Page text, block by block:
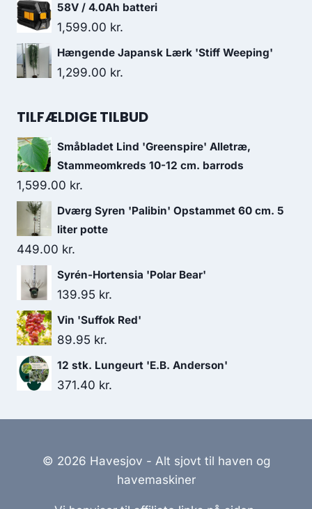
58V / 4.0Ah batteri
1,599.00 kr.
Hængende Japansk Lærk 'Stiff Weeping'
1,299.00 kr.
TILFÆLDIGE TILBUD
Småbladet Lind 'Greenspire' Alletræ,
Stammeomkreds 10-12 cm. barrods
1,599.00 kr.
Dværg Syren 'Palibin' Opstammet 60 cm. 5
liter potte
449.00 kr.
Syrén-Hortensia 'Polar Bear'
139.95 kr.
Vin 'Suffok Red'
89.95 kr.
12 stk. Lungeurt 'E.B. Anderson'
371.40 kr.
© 2026 Havesjov - Alt sjovt til haven og
havemaskiner